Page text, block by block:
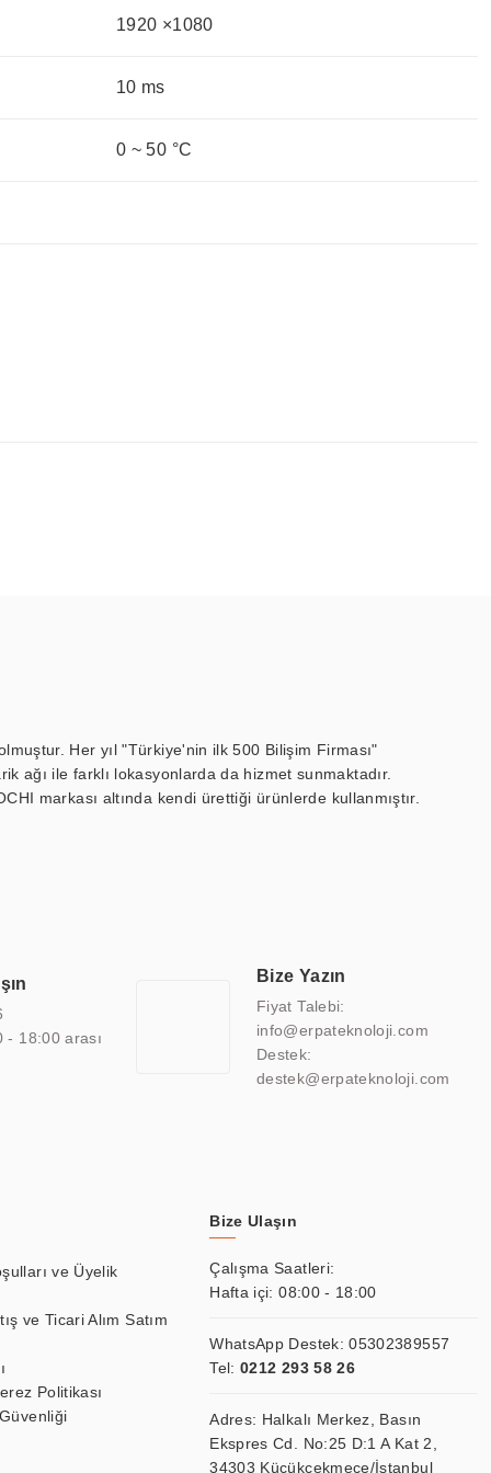
1920 ×1080
10 ms
0 ~ 50 °C
Her yıl "Türkiye'nin ilk 500 Bilişim Firması"
ağı ile farklı lokasyonlarda da hizmet sunmaktadır.
markası altında kendi ürettiği ürünlerde kullanmıştır.
şekilde hareket etmektedir. Kaliteli ekipmanı, uzman kadroları,
sağlamaktadır.
- 18:00 arası
Bize Yazın
Fiyat Talebi:
info@erpateknoloji.com
Destek:
destek@erpateknoloji.com
ve Üyelik
ve Ticari Alım Satım
Politikası
Bize Ulaşın
Çalışma Saatleri:
Hafta içi: 08:00 - 18:00
WhatsApp Destek:05302389557
Tel: 0212 293 58 26
Adres: Halkalı Merkez, Basın
Ekspres Cd. No:25 D:1 A Kat 2,
34303 Küçükçekmece/İstanbul